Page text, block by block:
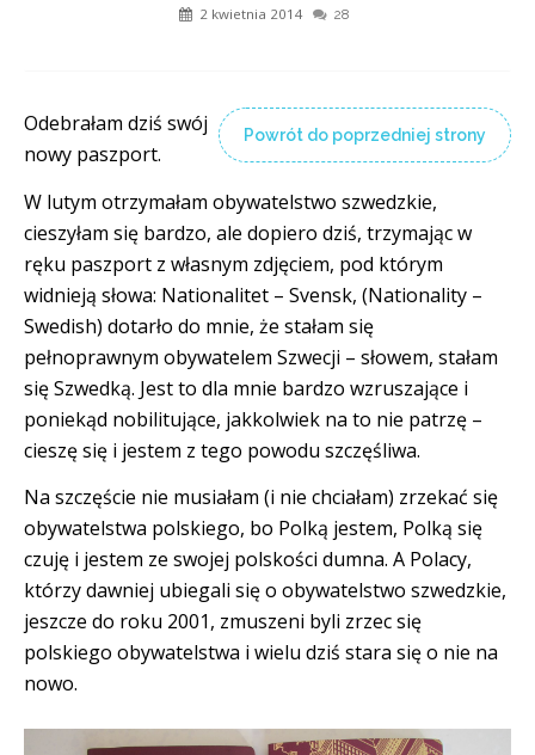
2 kwietnia 2014 28
Powrót do poprzedniej strony
Odebrałam dziś swój
nowy paszport.
W lutym otrzymałam obywatelstwo szwedzkie,
cieszyłam się bardzo, ale dopiero dziś, trzymając w
ręku paszport z własnym zdjęciem, pod którym
widnieją słowa: Nationalitet – Svensk, (Nationality –
Swedish) dotarło do mnie, że stałam się
pełnoprawnym obywatelem Szwecji – słowem, stałam
się Szwedką. Jest to dla mnie bardzo wzruszające i
poniekąd nobilitujące, jakkolwiek na to nie patrzę –
cieszę się i jestem z tego powodu szczęśliwa.
Na szczęście nie musiałam (i nie chciałam) zrzekać się
obywatelstwa polskiego, bo Polką jestem, Polką się
czuję i jestem ze swojej polskości dumna. A Polacy,
którzy dawniej ubiegali się o obywatelstwo szwedzkie,
jeszcze do roku 2001, zmuszeni byli zrzec się
polskiego obywatelstwa i wielu dziś stara się o nie na
nowo.